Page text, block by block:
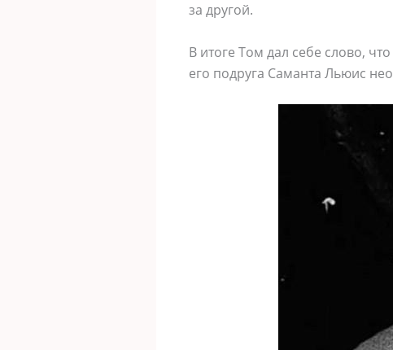
за другой.
В итоге Том дал себе слово,
его подруга Саманта Льюис